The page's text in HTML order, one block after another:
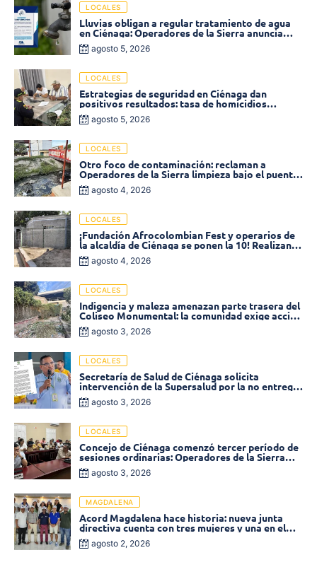
LOCALES
Lluvias obligan a regular tratamiento de agua
en Ciénaga: Operadores de la Sierra anuncia
baja presión en varios sectores
agosto 5, 2026
LOCALES
Estrategias de seguridad en Ciénaga dan
positivos resultados: tasa de homicidios
disminuyó un 58% en 2026
agosto 5, 2026
LOCALES
Otro foco de contaminación: reclaman a
Operadores de la Sierra limpieza bajo el puente
de la calle 19 con carrera 11
agosto 4, 2026
LOCALES
¡Fundación Afrocolombian Fest y operarios de
la alcaldía de Ciénaga se ponen la 10! Realizan
limpieza de la parte posterior del Coliseo
Monumental
agosto 4, 2026
LOCALES
Indigencia y maleza amenazan parte trasera del
Coliseo Monumental: la comunidad exige acción
inmediata!
agosto 3, 2026
LOCALES
Secretaría de Salud de Ciénaga solicita
intervención de la Supersalud por la no entrega
de medicamentos en las EPS
agosto 3, 2026
LOCALES
Concejo de Ciénaga comenzó tercer período de
sesiones ordinarias: Operadores de la Sierra
tema central de la plenaria
agosto 3, 2026
MAGDALENA
Acord Magdalena hace historia: nueva junta
directiva cuenta con tres mujeres y una en el
Órgano de Control
agosto 2, 2026